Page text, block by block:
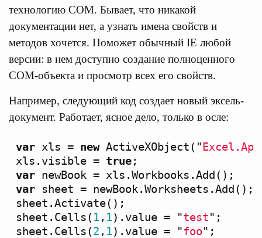
технологию СOM. Бывает, что никакой
документации нет, а узнать имена свойств и
методов хочется. Поможет обычный IE любой
версии: в нем доступно создание полноценного
COM-объекта и просмотр всех его свойств.
Например, следующий код создает новый эксель-
документ. Работает, ясное дело, только в осле:
var xls = new ActiveXObject ( "
xls . visible = true;
var newBook = xls .Workbooks .Add ();
var sheet = newBook.Worksheets .Add ();
sheet .Activate();
sheet . Cells ( 1, 1). value = "test" ;
sheet . Cells (2 , 1). value = "foo" ;